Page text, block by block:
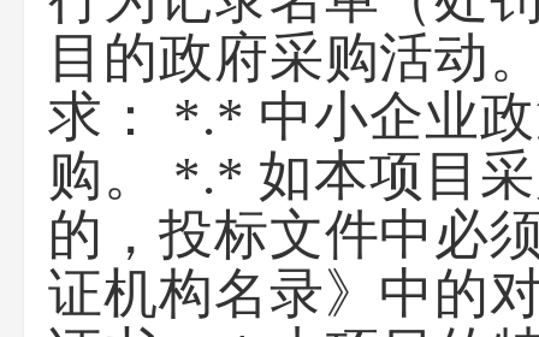
目的政府采购活动
求： *.* 中小企业
购。 *.* 如本项目
的，投标文件中必
证机构名录》中的